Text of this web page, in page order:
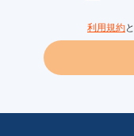
利用規約と